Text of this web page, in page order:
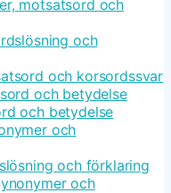
motsatsord och
och
och korsordssvar
och betydelse
och betydelse
och
och förklaring
och